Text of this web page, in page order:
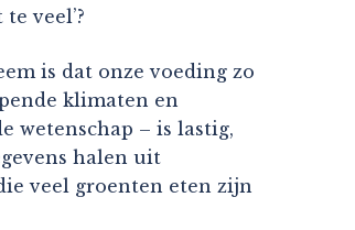
veel’?
is dat onze voeding zo
klimaten en
wetenschap – is lastig,
halen uit
veel groenten eten zijn